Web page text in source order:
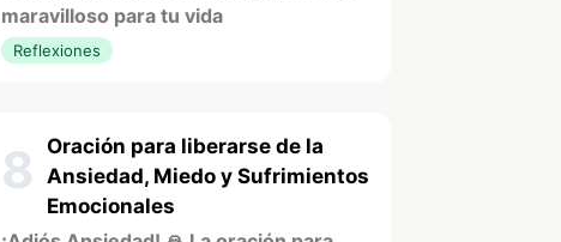
maravilloso para tu vida
Reflexiones
8
Oración para liberarse de la
Ansiedad, Miedo y Sufrimientos
Emocionales